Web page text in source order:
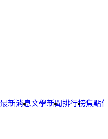
最新消息文學新聞排行榜焦點